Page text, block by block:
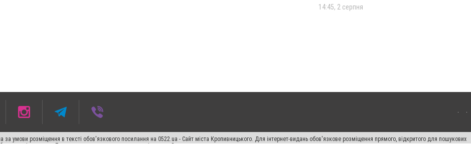
14:45, 2 серпня
за умови розміщення в тексті обов'язкового посилання на 0522.ua - Сайт міста Кропивницького. Для інтернет-видань обов'язкове розміщення прямого, відкритого для пошукових
в якості джерела. Порушення виняткових прав переслідується Законом.